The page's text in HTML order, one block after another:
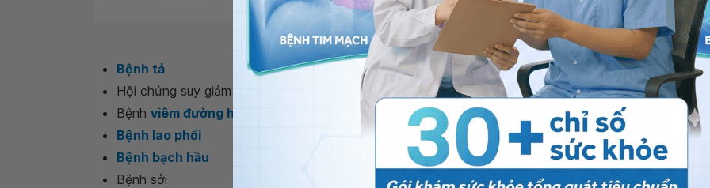
Bệnh sốt xuất huyết
Bệnh tả
Hội chứng suy giảm miễn dịch mắc phải ở người do vi rút (HIV/AIDS).
Bệnh viêm đường hô hấp cấp tính
do vi rút
Bệnh lao phổi
Bệnh bạch hầu
Bệnh sởi